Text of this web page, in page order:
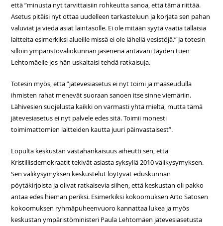
että ”minusta nyt tarvittaisiin rohkeutta sanoa, että tämä riittää.
Asetus pitäisi nyt ottaa uudelleen tarkasteluun ja korjata sen pahan
valuviat ja viedä asiat laintasolle. Ei ole mitään syytä vaatia tällaisia
laitteita esimerkiksi alueille missä ei ole lähellä vesistöjä.” Ja totesin
silloin ympäristövaliokunnan jäsenenä antavani täyden tuen
Lehtomäelle jos hän uskaltaisi tehdä ratkaisuja.
Totesin myös, että ”jätevesiasetus ei nyt toimi ja maaseudulla
ihmisten rahat menevät suoraan sanoen itse sinne viemäriin.
Lähivesien suojelusta kaikki on varmasti yhtä mieltä, mutta tämä
jätevesiasetus ei nyt palvele edes sitä. Toimii monesti
toimimattomien laitteiden kautta juuri päinvastaisest”.
Lopulta keskustan vastahankaisuus aiheutti sen, että
Kristillisdemokraatit tekivät asiasta syksyllä 2010 välikysymyksen.
Sen välikysymyksen keskustelut löytyvät eduskunnan
pöytäkirjoista ja olivat ratkaisevia siihen, että keskustan oli pakko
antaa edes hieman periksi. Esimerkiksi kokoomuksen Arto Satosen
kokoomuksen ryhmäpuheenvuoro kannattaa lukea ja myös
keskustan ympäristöministeri Paula Lehtomäen jätevesiasetusta